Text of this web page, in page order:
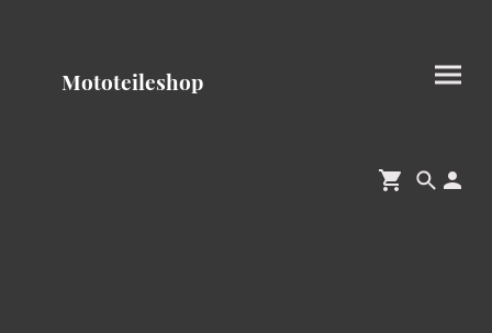
Mototeileshop